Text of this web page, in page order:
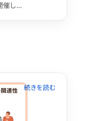
催し
を示
）は
）、
項目
答で